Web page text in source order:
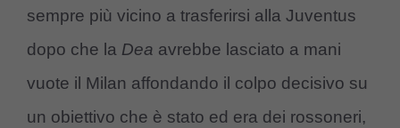
sempre più vicino a trasferirsi alla Juventus
dopo che la Dea avrebbe lasciato a mani
vuote il Milan affondando il colpo decisivo su
un obiettivo che è stato ed era dei rossoneri,